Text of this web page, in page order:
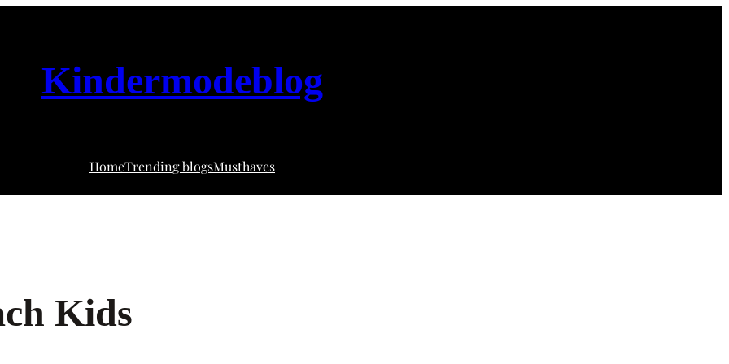
Kindermodeblog
HomeTrending blogsMusthaves
Kids